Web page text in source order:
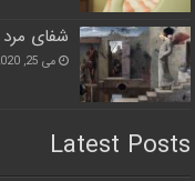
شفای
می 25, 2020
Latest Posts